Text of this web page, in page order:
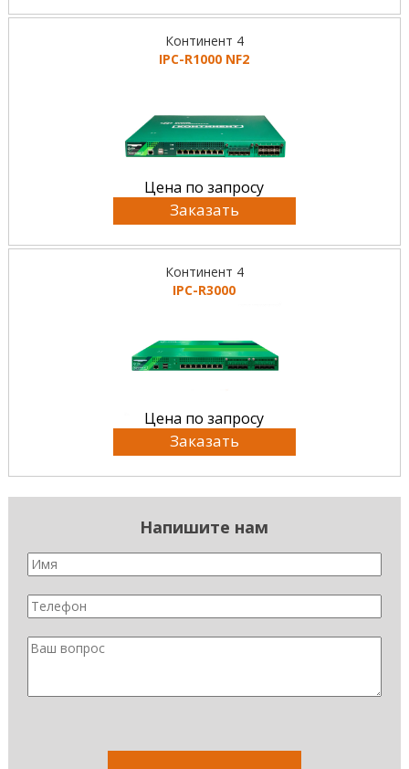
Континент 4
IPC-R1000 NF2
Цена по запросу
Заказать
Континент 4
IPC-R3000
Цена по запросу
Заказать
Напишите нам